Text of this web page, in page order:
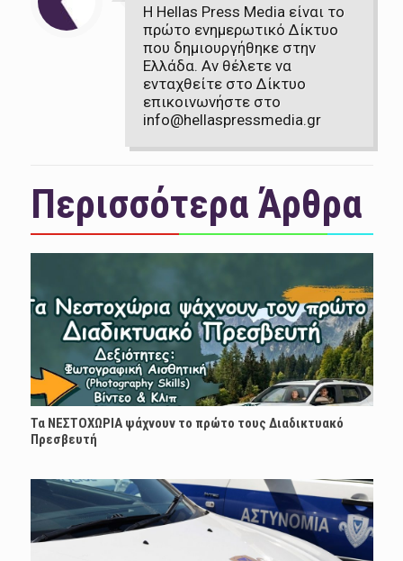
Η Hellas Press Media είναι το
πρώτο ενημερωτικό Δίκτυο
που δημιουργήθηκε στην
Ελλάδα. Αν θέλετε να
ενταχθείτε στο Δίκτυο
επικοινωνήστε στο
info@hellaspressmedia.gr
Περισσότερα Άρθρα
Τα ΝΕΣΤΟΧΩΡΙΑ ψάχνουν το πρώτο τους Διαδικτυακό
Πρεσβευτή